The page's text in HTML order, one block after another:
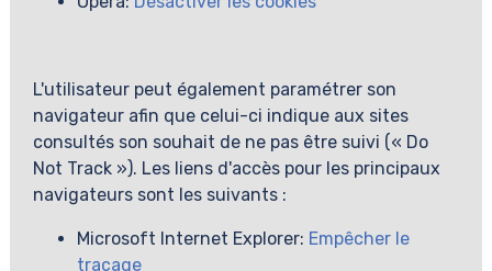
L'utilisateur peut également paramétrer son
navigateur afin que celui-ci indique aux sites
consultés son souhait de ne pas être suivi (« Do
Not Track »). Les liens d'accès pour les principaux
navigateurs sont les suivants :
Microsoft Internet Explorer: Empêcher le
traçage